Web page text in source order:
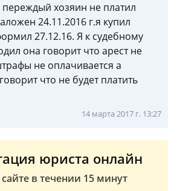
переждый хозяин не платил
24.11.2016 г.я купил
27.12.16. Я к судебному
она говорит что арест не
не оплачивается а
что не будет платить
14 марта 2017 г. 13:27
юриста онлайн
в течении 15 минут